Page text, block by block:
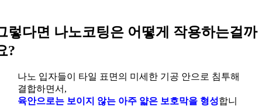
렇다면 나노코팅은 어떻게 작용하는걸까
?
나노 입자들이 타일 표면의 미세한 기공 안으로 침투해
결합하면서,
육안으로는 보이지 않는 아주 얇은 보호막을 형성합니